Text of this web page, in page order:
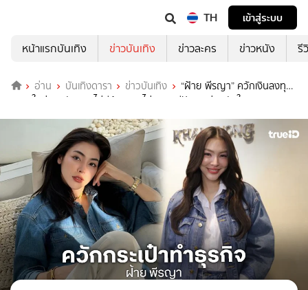
TH
เข้าสู่ระบบ
หน้าแรกบันเทิง
ข่าวบันเทิง ข่าวละคร ข่าวหนัง รี
อ่าน บันเทิงดารา ข่าวบันเทิง
“ฝ้าย พีรญา” ควักเงินลงทุน
ธุรกิจใหม่ 7 หลัก เผยไม่มีหุ้นเพราะไม่อยากมีปัญหาร่วมกับใคร